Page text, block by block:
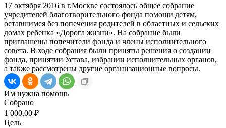
17 октября 2016 в г.Москве состоялось общее собрание
учредителей благотворительного фонда помощи детям,
оставшимся без попечения родителей в областных и сельских
домах ребенка «Дорога жизни». На собрание были
приглашены попечители фонда и члены исполнительного
совета. В ходе собрания были приняты решения о создании
фонда, принятии Устава, избрании исполнительных органов,
а также рассмотрены другие организационные вопросы.
Им нужна помощь
Собрано
1 000.00 ₽
Цель